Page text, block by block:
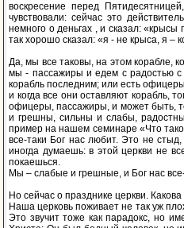
воскресение перед
чувствовали: сейчас это
немного о деньгах , и сказал:
так хорошо сказал: «я - не крыса, я –
Да, мы все таковы, на этом корабле,
мы - пассажиры и едем с радостью с
корабль последним; или есть
и когда все они оставляют корабль,
офицеры, пассажиры, и может быть,
и грешны, сильны и слабы,
пример на нашем семинаре «Что
все-таки Бог нас любит. Это не
иногда думаешь: в этой церкви не
покаешься.
Мы – слабые и грешные, и Бог нас
Но сейчас о празднике церкви.
Наша церковь поживает не так уж
Это звучит тоже как парадокс, но